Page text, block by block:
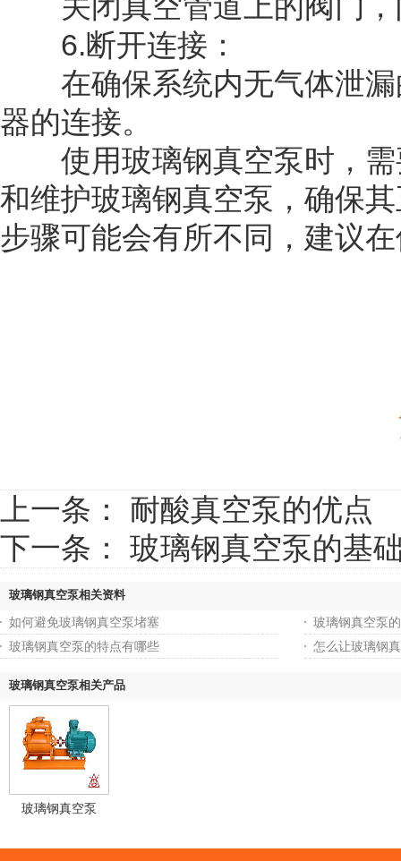
6.断开连接：
在确保系统内无气体泄漏
器的连接。
使用玻璃钢真空泵时，需
和维护玻璃钢真空泵，确保
步骤可能会有所不同，建议
上一条： 耐酸真空泵的优点
下一条： 玻璃钢真空泵的基
玻璃钢真空泵相关资料
如何避免玻璃钢真空泵堵塞
玻璃钢真空泵
玻璃钢真空泵的特点有哪些
怎么让玻璃钢
玻璃钢真空泵相关产品
玻璃钢真空泵